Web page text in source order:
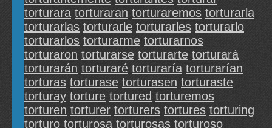
torturara torturaran torturaremos torturarla
torturarlas torturarle torturarles torturarlo
torturarlos torturarme torturarnos
torturaron torturarse torturarte torturará
torturarán torturaré torturaría torturarían
torturas torturase torturasen torturaste
torturay torture tortured torturemos
torturen torturer torturers tortures torturing
torturo torturosa torturosas torturoso